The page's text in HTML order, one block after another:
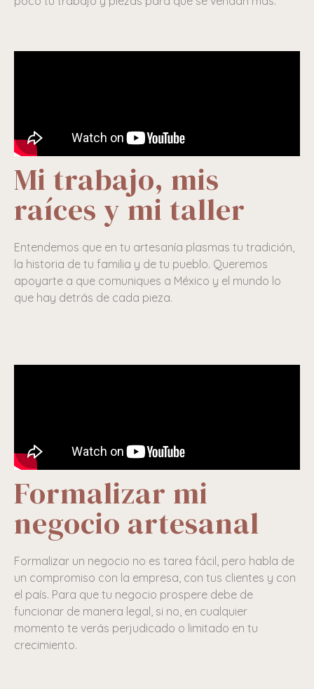
Mi trabajo, mis
raíces y mi taller
Entendemos que en tu artesanía plasmas tu tradición,
la historia de tu familia y de tu pueblo. Queremos
apoyarte a que comuniques a México y el mundo lo
que hay detrás de cada pieza.
Formalizar mi
negocio artesanal
Formalizar un negocio no es tarea fácil, pero habla de
un compromiso con la empresa, con tus clientes y con
el país. Para que tu negocio prospere debe de
funcionar de manera legal, si no, en cualquier
momento te verás perjudicado o limitado en tu
crecimiento.